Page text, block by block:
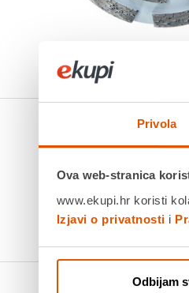
Privola
Ova web-stranica
www.ekupi.hr koristi
Izjavi o privatnosti i
Odbijam